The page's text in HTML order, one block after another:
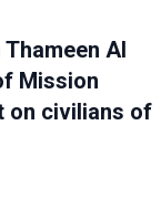
Al
Mission
on civilians of